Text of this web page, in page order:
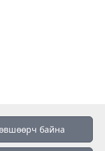
байна